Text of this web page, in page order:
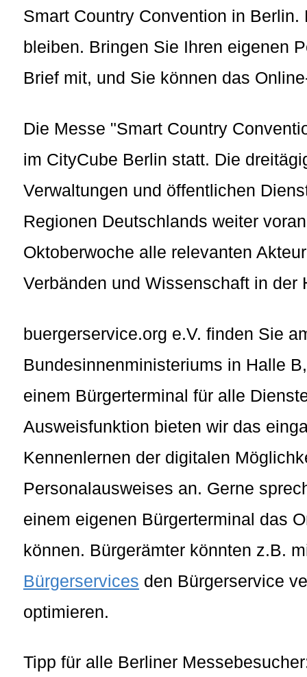
Smart Country Convention in
bleiben. Bringen Sie Ihren eigenen
Brief mit, und Sie können das
Die Messe "Smart Country
im CityCube Berlin statt. Die
Verwaltungen und öffentlichen
Regionen Deutschlands weiter
Oktoberwoche alle relevanten
Verbänden und Wissenschaft in der
buergerservice.org e.V. finden Sie
Bundesinnenministeriums in Halle
einem Bürgerterminal für alle
Ausweisfunktion bieten wir das
Kennenlernen der digitalen
Personalausweises an. Gerne
einem eigenen Bürgerterminal das
können. Bürgerämter könnten z.B.
Bürgerservices den Bürgerservice
optimieren.
Tipp für alle Berliner